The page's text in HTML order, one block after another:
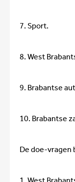
7. Sport.
8. West
9. Brabantse
10. Brabantse
De doe-vragen